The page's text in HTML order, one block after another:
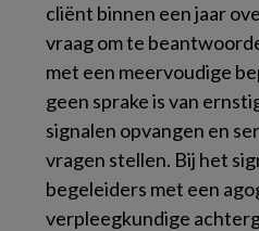
cliënt binnen een jaar
vraag om te
met een meervoudige
geen sprake is van
signalen opvangen en
vragen stellen. Bij het
begeleiders met een
verpleegkundige